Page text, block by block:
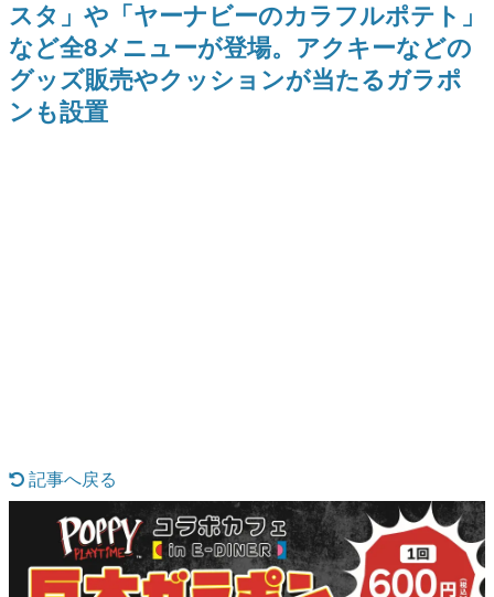
この物語を解いてはいけない。『赫本』は、〈試験問題〉
の形をした短編ホラー小説集です。
新世代に訊く
です。
ゲームが変えた日本語
「経験値」「裏技」「ラスボス」… ゲームにまつわる言葉
の起源や用法の変遷を、コンピューター文化史研究家・タ
イニーP氏が徹底調査。
スタ」や「ヤーナビーのカラフルポテト」
など全8メニューが登場。アクキーなどの
グッズ販売やクッションが当たるガラポ
ンも設置
記事へ戻る